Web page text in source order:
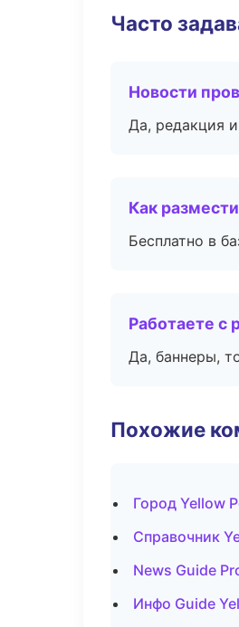
Часто
Новости
Да, редакция
Как
Бесплатно в
Работаете с
Да, баннеры,
Похожие
Город Yellow
Справочник
News Guide
Инфо Guide